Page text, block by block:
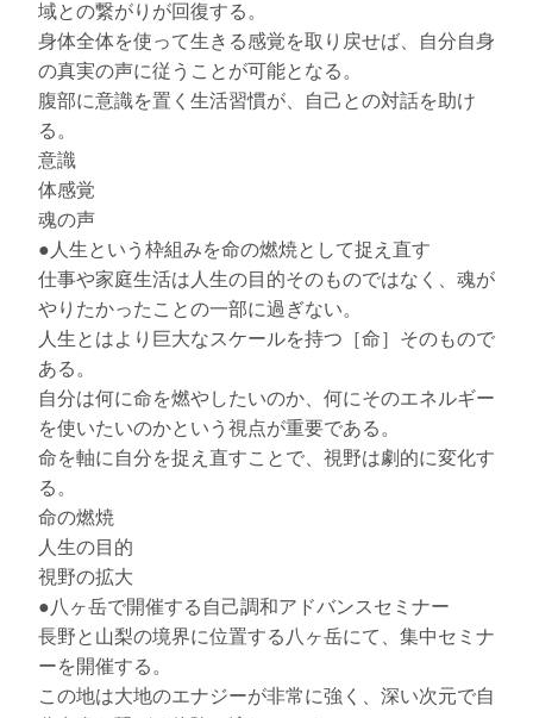
域との繋がりが回復する。
身体全体を使って生きる感覚を取り戻せば、自分自身
の真実の声に従うことが可能となる。
腹部に意識を置く生活習慣が、自己との対話を助け
る。
意識
体感覚
魂の声
●人生という枠組みを命の燃焼として捉え直す
仕事や家庭生活は人生の目的そのものではなく、魂が
やりたかったことの一部に過ぎない。
人生とはより巨大なスケールを持つ［命］そのもので
ある。
自分は何に命を燃やしたいのか、何にそのエネルギー
を使いたいのかという視点が重要である。
命を軸に自分を捉え直すことで、視野は劇的に変化す
る。
命の燃焼
人生の目的
視野の拡大
●八ヶ岳で開催する自己調和アドバンスセミナー
長野と山梨の境界に位置する八ヶ岳にて、集中セミナ
ーを開催する。
この地は大地のエナジーが非常に強く、深い次元で自